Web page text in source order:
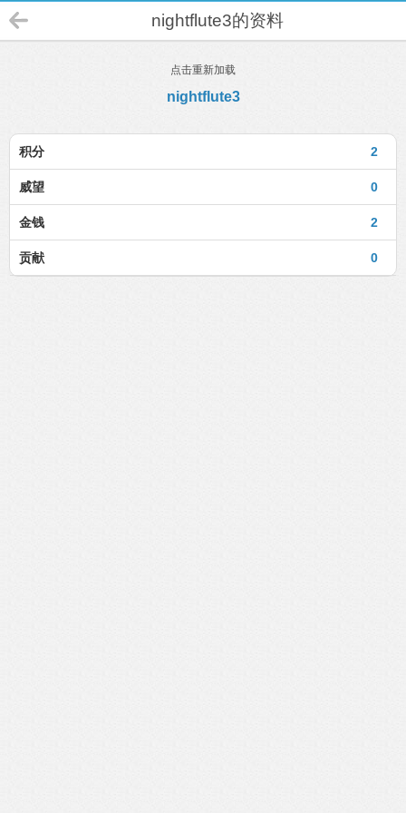
nightflute3的资料
点击重新加载
nightflute3
2
积分
0
威望
2
金钱
0
贡献